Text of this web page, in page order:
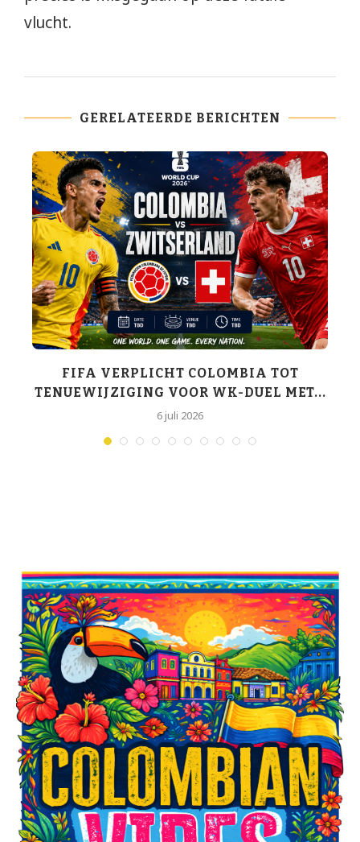
vlucht.
GERELATEERDE BERICHTEN
FIFA VERPLICHT COLOMBIA TOT
TENUEWIJZIGING VOOR WK-DUEL MET...
6 juli 2026